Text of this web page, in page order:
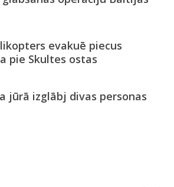
evakuē piecus
pie Skultes ostas
jūrā izglābj divas personas